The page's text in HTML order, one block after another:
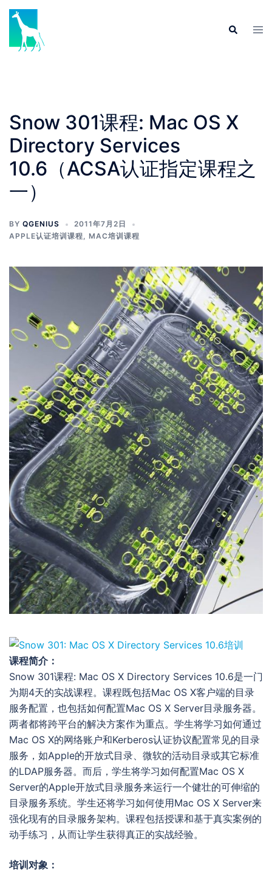
Skip
content
Search
Snow 301课程: Mac OS X
Directory Services
10.6（ACSA认证指定课程之
一）
BY QGENIUS
2011年7月2日
APPLE认证培训课程, MAC培训课程
课程简介：
Snow 301课程: Mac OS X Directory Services 10.6是一门
为期4天的实战课程。课程既包括Mac OS X客户端的目录
服务配置，也包括如何配置Mac OS X Server目录服务器。
两者都将跨平台的解决方案作为重点。学生将学习如何通过
Mac OS X的网络账户和Kerberos认证协议配置常见的目录
服务，如Apple的开放式目录、微软的活动目录或其它标准
的LDAP服务器。而后，学生将学习如何配置Mac OS X
Server的Apple开放式目录服务来运行一个健壮的可伸缩的
目录服务系统。学生还将学习如何使用Mac OS X Server来
强化现有的目录服务架构。课程包括授课和基于真实案例的
动手练习，从而让学生获得真正的实战经验。
培训对象：